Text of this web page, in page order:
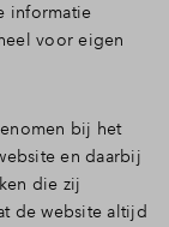
informatie
voor eigen
bij het
en daarbij
die zij
de website altijd